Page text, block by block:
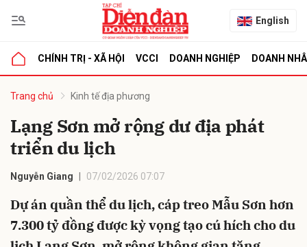
English
CHÍNH TRỊ - XÃ HỘI VCCI DOANH NGHIỆP DOANH
Trang chủ Kinh tế địa phương
Lạng Sơn mở rộng dư địa phát
triển du lịch
Nguyễn Giang 07/02/2026 07:07
Dự án quần thể du lịch, cáp treo Mẫu Sơn hơn
7.300 tỷ đồng được kỳ vọng tạo cú hích cho du
luận
Hủy